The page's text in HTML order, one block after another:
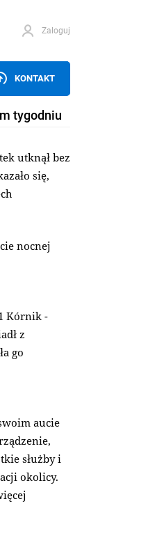
Zaloguj
KONTAKT
tygodniu
utknął bez
się,
nocnej
Kórnik -
z
go
aucie
służby i
okolicy.